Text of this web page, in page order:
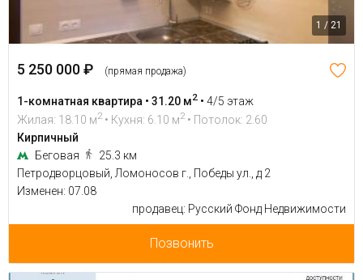
1 / 21
5 250 000 ₽ (прямая продажа)
1-комнатная квартира • 31.20 м2 • 4/5 этаж
Жилая: 18.10 м2 • Кухня: 6.10 м2 • Потолок: 2.60
Кирпичный
Беговая
25.3 км
Петродворцовый, Ломоносов г., Победы ул., д 2
Изменен: 07.08
продавец: Русский Фонд Недвижимости
Позвонить